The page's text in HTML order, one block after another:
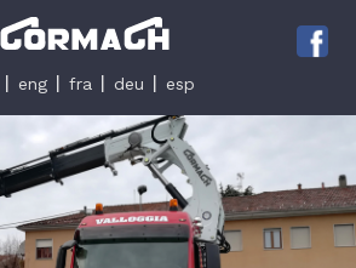
eng fra deu esp
raccolta
relative alla privacy